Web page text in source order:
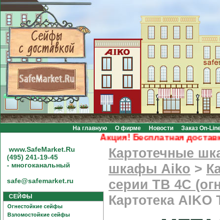
На главную О фирме Новости Заказ On-
Акция! Бесплатная доставка
www.SafeMarket.Ru
(495) 241-19-45
- многоканальный
safe@safemarket.ru
СЕЙФЫ
Огнестойкие сейфы
Взломостойкие сейфы
Картотечные
шкафы Aiko >
серии TB 4C
Картотека AIKO